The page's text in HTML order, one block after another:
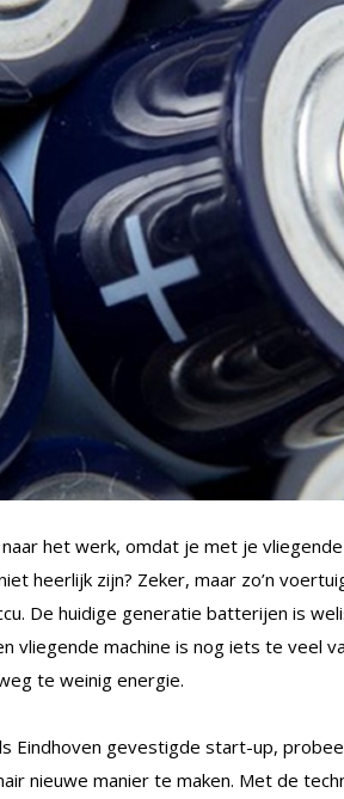
het werk, omdat je met je
heerlijk zijn? Zeker, maar zo’n
De huidige generatie batterijen is
vliegende machine is nog iets te veel
te weinig energie.
Eindhoven gevestigde start-up,
nieuwe manier te maken. Met de